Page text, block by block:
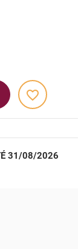
favorite_border
31/08/2026